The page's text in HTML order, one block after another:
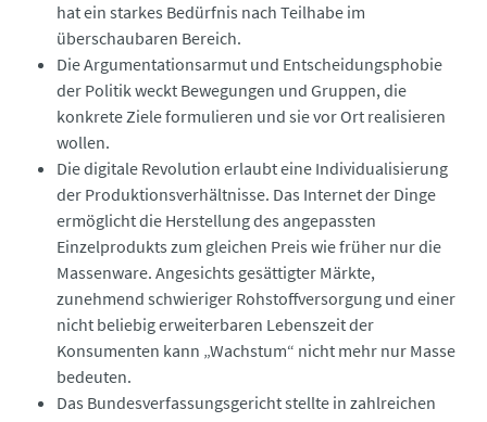
hat ein starkes Bedürfnis nach Teilhabe im
überschaubaren Bereich.
Die Argumentationsarmut und Entscheidungsphobie
der Politik weckt Bewegungen und Gruppen, die
konkrete Ziele formulieren und sie vor Ort realisieren
wollen.
Die digitale Revolution erlaubt eine Individualisierung
der Produktionsverhältnisse. Das Internet der Dinge
ermöglicht die Herstellung des angepassten
Einzelprodukts zum gleichen Preis wie früher nur die
Massenware. Angesichts gesättigter Märkte,
zunehmend schwieriger Rohstoffversorgung und einer
nicht beliebig erweiterbaren Lebenszeit der
Konsumenten kann „Wachstum“ nicht mehr nur Masse
bedeuten.
Das Bundesverfassungsgericht stellte in zahlreichen